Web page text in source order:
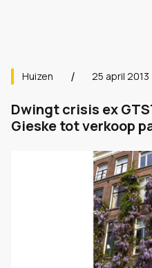
Huizen 25 april 2013
Dwingt crisis ex
Gieske tot verkoop